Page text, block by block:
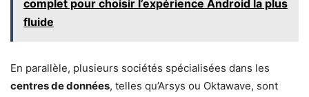
complet pour choisir l’expérience Android la plus
fluide
En parallèle, plusieurs sociétés spécialisées dans les
centres de données, telles qu’Arsys ou Oktawave, sont